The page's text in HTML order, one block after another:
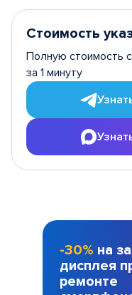
Стоимость
Полную стоимость
за 1 минуту
-30% на
дисплея
ремонте